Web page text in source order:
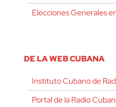
Elecciones Generales
DE LA WEB CUBANA
Instituto Cubano de
Portal de la Radio